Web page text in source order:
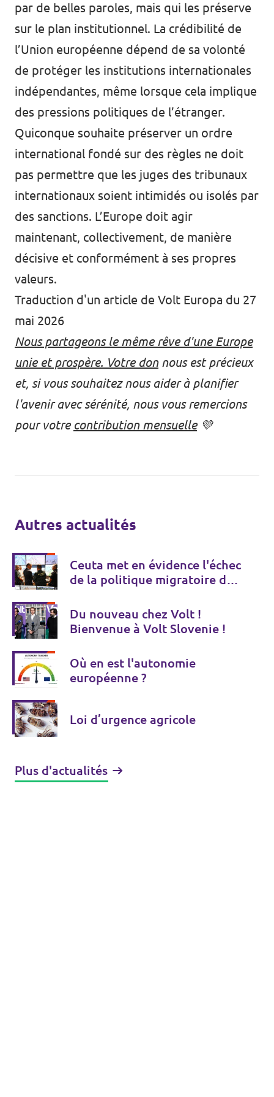
par de belles paroles, mais qui les préserve
sur le plan institutionnel. La crédibilité de
l’Union européenne dépend de sa volonté
de protéger les institutions internationales
indépendantes, même lorsque cela implique
des pressions politiques de l’étranger.
Quiconque souhaite préserver un ordre
international fondé sur des règles ne doit
pas permettre que les juges des tribunaux
internationaux soient intimidés ou isolés par
des sanctions. L’Europe doit agir
maintenant, collectivement, de manière
décisive et conformément à ses propres
valeurs.
Traduction d'un article de Volt Europa du 27
mai 2026
Nous partageons le même rêve d'une Europe
unie et prospère. Votre donnous est précieux
et, si vous souhaitez nous aider à planifier
l'avenir avec sérénité, nous vous remercions
pour votre contribution mensuelle💜
Autres actualités
Ceuta met en évidence l'échec
de la politique migratoire de
Du nouveau chez Volt !
Bienvenue à Volt Slovenie !
Où en est l'autonomie
européenne ?
Loi d’urgence agricole
Plus d'actualités